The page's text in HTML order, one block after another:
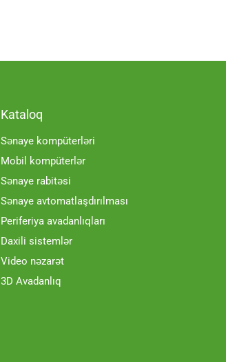
Kataloq
Sənaye kompüterləri
Mobil kompüterlər
Sənaye rabitəsi
Sənaye avtomatlaşdırılması
Periferiya avadanlıqları
Daxili sistemlər
Video nəzarət
3D Avadanlıq